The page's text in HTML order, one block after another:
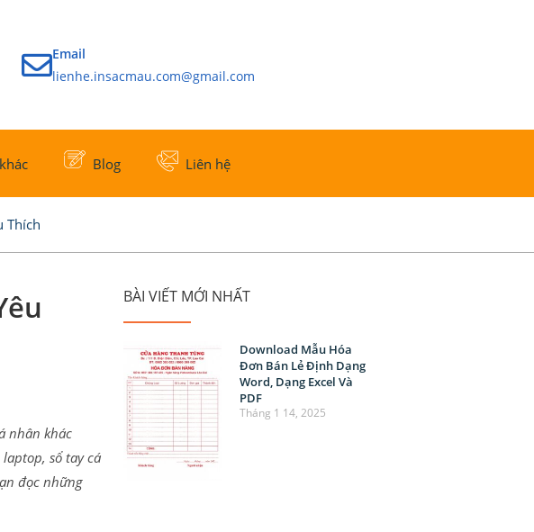
Email
lienhe.insacmau.com@gmail.com
Blog Liên hệ
Thích
nhân khác
sổ tay cá
đọc những
BÀI VIẾT MỚI NHẤT
Download Mẫu Hóa
Đơn Bán Lẻ Định Dạng
Word, Dạng Excel Và
PDF
Tháng 1 14, 2025